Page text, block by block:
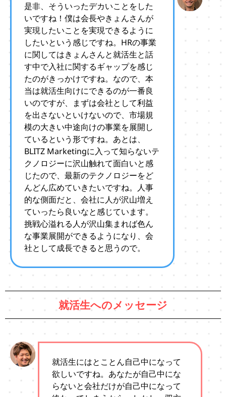
是非、そういったデカいことをした
いですね！僕は会長やきょんさんが
実現したいことを実現できるように
したいという感じですね。HRの事業
に関してはきょんさんと就活生と話
す中で入社に関するギャップを感じ
たのがきっかけですね。なので、本
当は就活生向けにできるのが一番良
いのですが、まずは会社として利益
を出さないといけないので、市場規
模の大きい中途向けの事業を展開し
ているという形ですね。あとは、
BLITZ Marketingに入って知らないテ
クノロジーに沢山触れて面白いと感
じたので、最新のテクノロジーをど
んどん広めていきたいですね。人事
的な側面だと、会社に人が沢山増え
ていったら良いなと感じています。
挑戦心溢れる人が沢山集まれば色ん
な事業展開ができるようになり、会
社として成長できると思うので。
就活生へのメッセージ
就活生にはとことん自己中になって
欲しいですね。あなたが自己中にな
らないと会社だけが自己中になって